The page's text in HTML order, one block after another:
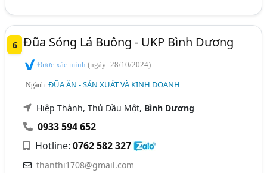
6 Đũa Sóng Lá Buông - UKP Bình Dương
Được xác minh(ngày: 28/10/2024)
Ngành:ĐŨA ĂN - SẢN XUẤT VÀ KINH DOANH
Hiệp Thành, Thủ Dầu Một, Bình Dương
0933 594 652
Hotline:0762 582 327
thanthi1708@gmail.com